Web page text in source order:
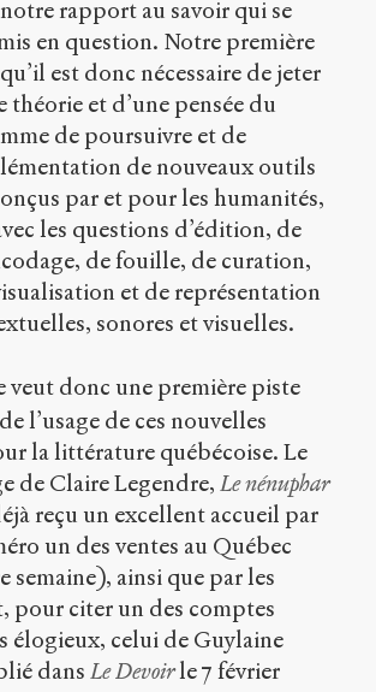
rapport au savoir qui se
en question. Notre première
est donc nécessaire de jeter
théorie et d’une pensée du
de poursuivre et de
de nouveaux outils
par et pour les humanités,
les questions d’édition, de
de fouille, de curation,
et de représentation
sonores et visuelles.
veut donc une première piste
l’usage de ces nouvelles
la littérature québécoise. Le
de Claire Legendre, Le nénuphar
reçu un excellent accueil par
un des ventes au Québec
semaine), ainsi que par les
pour citer un des comptes
élogieux, celui de Guylaine
dans Le Devoirle 7 février